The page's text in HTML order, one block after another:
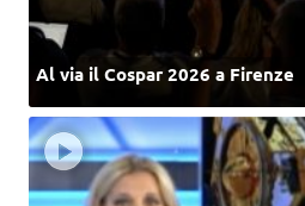
Al via il Cospar 2026 a Firenze